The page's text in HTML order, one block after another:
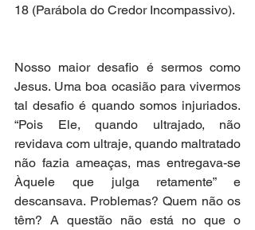
18 (Parábola do Credor Incompassivo).
Nosso maior desafio é sermos como
Jesus. Uma boa ocasião para vivermos
tal desafio é quando somos injuriados.
“Pois Ele, quando ultrajado, não
revidava com ultraje, quando maltratado
não fazia ameaças, mas entregava-se
Àquele que julga retamente” e
descansava. Problemas? Quem não os
têm? A questão não está no que o